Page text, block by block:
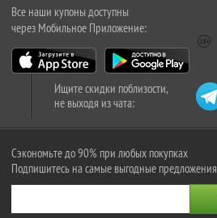
Все наши купоны доступны
через Мобильное Приложение:
Ищите скидки поблизости,
не выходя из чата:
Сэкономьте до 90% при любых покупках
Подпишитесь на самые выгодные предложения